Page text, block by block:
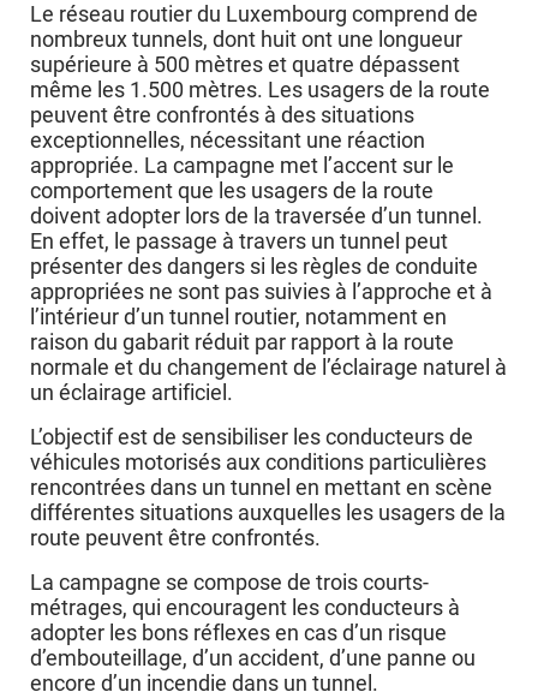
Le réseau routier du Luxembourg comprend de
nombreux tunnels, dont huit ont une longueur
supérieure à 500 mètres et quatre dépassent
même les 1.500 mètres. Les usagers de la route
peuvent être confrontés à des situations
exceptionnelles, nécessitant une réaction
appropriée. La campagne met l’accent sur le
comportement que les usagers de la route
doivent adopter lors de la traversée d’un tunnel.
En effet, le passage à travers un tunnel peut
présenter des dangers si les règles de conduite
appropriées ne sont pas suivies à l’approche et à
l’intérieur d’un tunnel routier, notamment en
raison du gabarit réduit par rapport à la route
normale et du changement de l’éclairage naturel à
un éclairage artificiel.
L’objectif est de sensibiliser les conducteurs de
véhicules motorisés aux conditions particulières
rencontrées dans un tunnel en mettant en scène
différentes situations auxquelles les usagers de la
route peuvent être confrontés.
La campagne se compose de trois courts-
métrages, qui encouragent les conducteurs à
adopter les bons réflexes en cas d’un risque
d’embouteillage, d’un accident, d’une panne ou
encore d’un incendie dans un tunnel.